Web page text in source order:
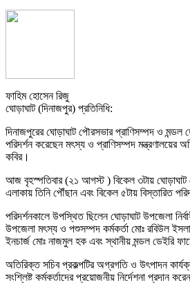
ফাহিম হোসেন রিজু
ঘোড়াঘাট (দিনাজপুর) প্রতিনিধি:
দিনাজপুরের ঘোড়াঘাট পৌরসভার প্রাণিসম্পদ ও মন্ডল
পরিদর্শন করেছেন মৎস্য ও প্রাণিসম্পদ মন্ত্রণালয়ের
কবির।
আজ বৃহস্পতিবার (২১ আগস্ট ) বিকেল ৩টায়
এলাকায় তিনি পৌঁছান এবং বিকেল ৫টায় বিস্তারিত
পরিদর্শনকালে উপস্থিত ছিলেন ঘোড়াঘাট উপজেলা
উপজেলা মৎস্য ও পশুসম্পদ কর্মকর্তা মোঃ রবিউল
ইনচার্জ মোঃ নাজমুল হক এবং স্থানীয় মন্ডল ডেইরি
অতিরিক্ত সচিব প্রকল্পটির অগ্রগতি ও উৎপাদন
সংশ্লিষ্ট কর্মকর্তাদের প্রয়োজনীয় নির্দেশনা প্রদান